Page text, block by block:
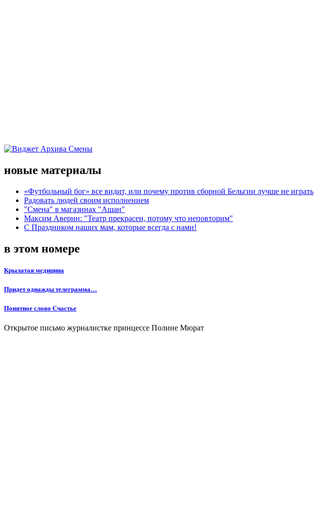
новые материалы
«Футбольный бог» все видит, или почему против сборной Бельгии лучше не играть
Радовать людей своим исполнением
"Смена" в магазинах "Ашан"
Максим Аверин: "Театр прекрасен, потому что неповторим"
С Праздником наших мам, которые всегда с нами!
в этом номере
Крылатая медицина
Придет однажды телеграмма…
Понятное слово Счастье
Открытое письмо журналистке принцессе Полине Мюрат